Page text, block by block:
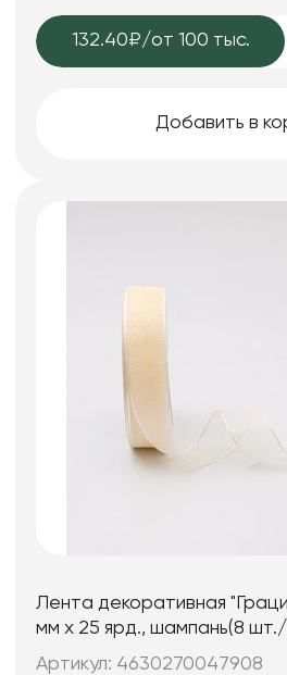
132.40₽/от 100 тыс.
Добавить в
Лента декоративная
мм х 25 ярд., шампань(8 шт./
Артикул: 4630270047908